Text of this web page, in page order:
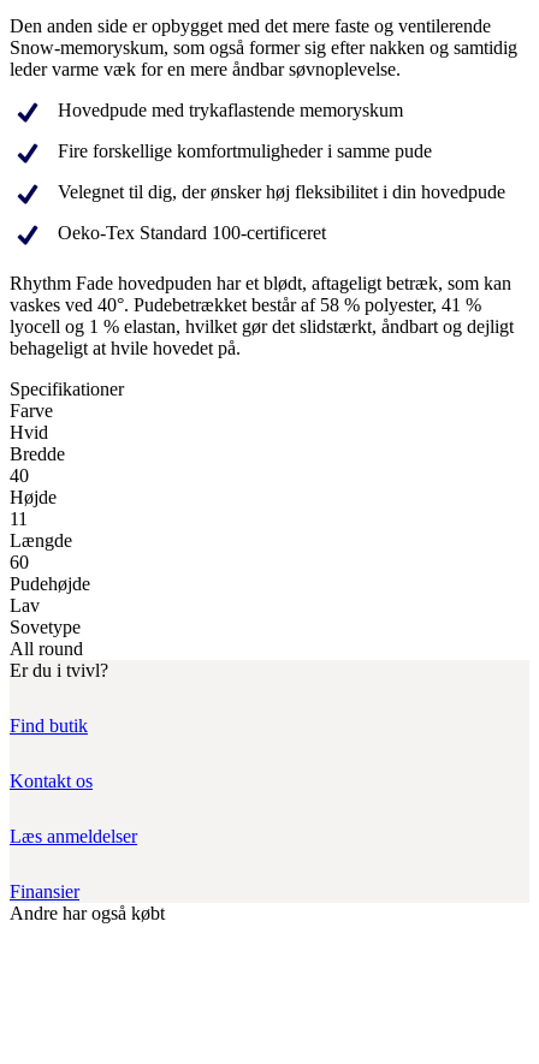
Den anden side er opbygget med det mere faste og ventilerende
Snow-memoryskum, som også former sig efter nakken og samtidig
leder varme væk for en mere åndbar søvnoplevelse.
Hovedpude med trykaflastende memoryskum
Fire forskellige komfortmuligheder i samme pude
Velegnet til dig, der ønsker høj fleksibilitet i din hovedpude
Oeko-Tex Standard 100-certificeret
Rhythm Fade hovedpuden har et blødt, aftageligt betræk, som kan
vaskes ved 40°. Pudebetrækket består af 58 % polyester, 41 %
lyocell og 1 % elastan, hvilket gør det slidstærkt, åndbart og dejligt
behageligt at hvile hovedet på.
Specifikationer
Farve
Hvid
Bredde
40
Højde
11
Længde
60
Pudehøjde
Lav
Sovetype
All round
Er du i tvivl?
Find butik
Kontakt os
Læs anmeldelser
Finansier
Andre har også købt